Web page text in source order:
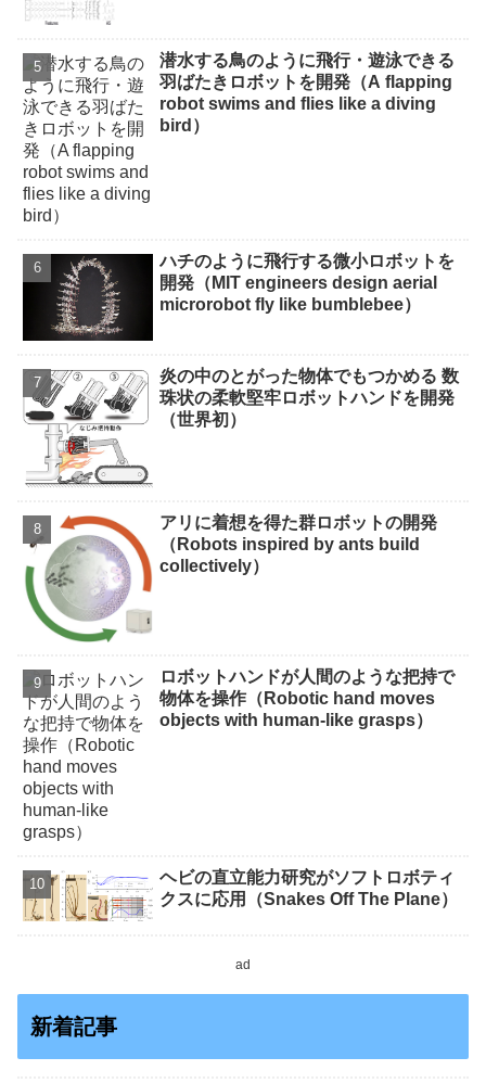
潜水する鳥のように飛行・遊泳できる
羽ばたきロボットを開発（A flapping
robot swims and flies like a diving
bird）
ハチのように飛行する微小ロボットを
開発（MIT engineers design aerial
microrobot fly like bumblebee）
炎の中のとがった物体でもつかめる 数
珠状の柔軟堅牢ロボットハンドを開発
（世界初）
アリに着想を得た群ロボットの開発
（Robots inspired by ants build
collectively）
ロボットハンドが人間のような把持で
物体を操作（Robotic hand moves
objects with human-like grasps）
ヘビの直立能力研究がソフトロボティ
クスに応用（Snakes Off The Plane）
ad
新着記事